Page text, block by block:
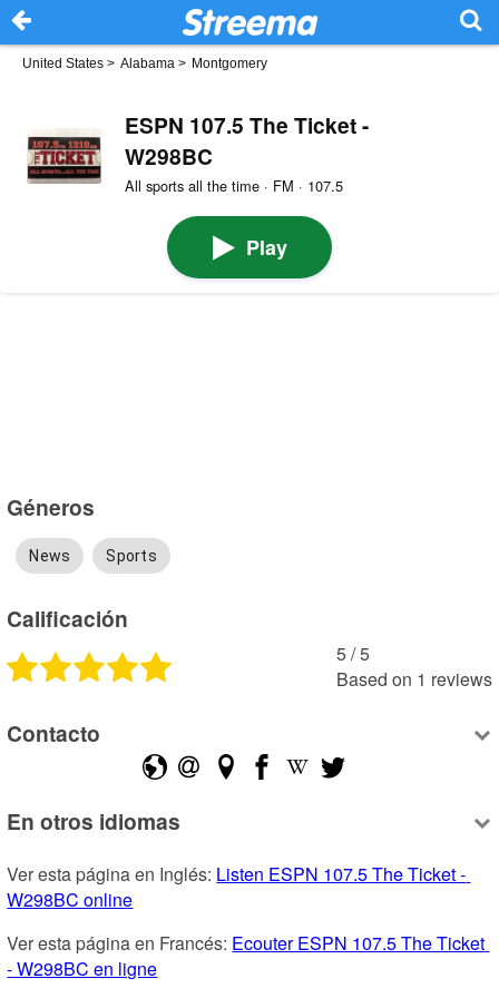
United States > Alabama > Montgomery
ESPN 107.5 The Ticket -
W298BC
All sports all the time · FM · 107.5
Play
Géneros
News Sports
Calificación
5 /5
Based on 1 reviews
Contacto
En otros idiomas
Ver esta página en Inglés: Listen ESPN 107.5 The Ticket -
W298BC online
Ver esta página en Francés: Ecouter ESPN 107.5 The Ticket
- W298BC en ligne